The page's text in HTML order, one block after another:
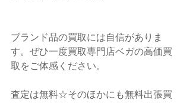
ブランド品の買取には自信がありま
す。ぜひ一度買取専門店ベガの高価買
取をご体感ください。
査定は無料☆そのほかにも無料出張買